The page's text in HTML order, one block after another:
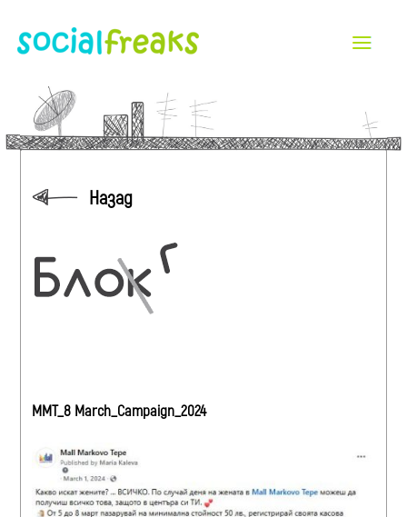
Назад
ММТ_8 March_Campaign_2024